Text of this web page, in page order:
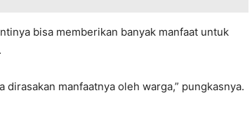
bisa memberikan banyak manfaat untuk
manfaatnya oleh warga,” pungkasnya.